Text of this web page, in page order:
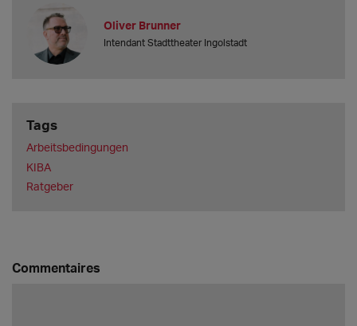
Oliver Brunner
Intendant Stadttheater Ingolstadt
Tags
Arbeitsbedingungen
KIBA
Ratgeber
Commentaires